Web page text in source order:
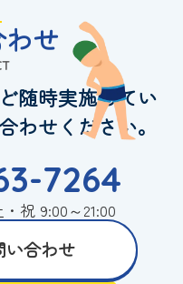
せ
随時実施してい
わせください。
7264
祝 9:00～21:00
い合わせ